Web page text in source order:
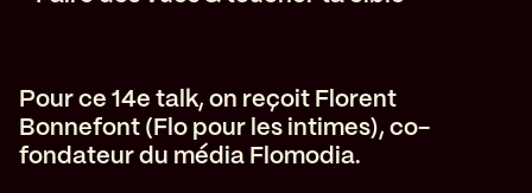
P our ce 14e talk, on reçoit Florent
Bonnefont (Flo pour les intimes), co-
fondateur du média Flomodia.